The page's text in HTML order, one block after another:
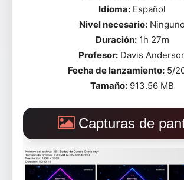
Idioma: Español
Nivel necesario: Ninguno
Duración:1h 27m
Profesor:Davis
Fecha de lanzamiento:5/
Tamaño: 913.56 MB
Capturas de